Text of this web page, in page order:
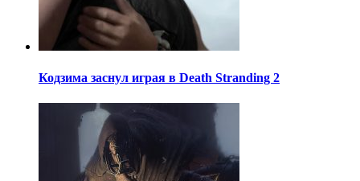
Кодзима заснул играя в Death Stranding 2